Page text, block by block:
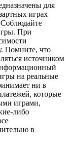
для
играх
При
Помните, что
источником
на реальные
ни в
которые
играми,
либо
в